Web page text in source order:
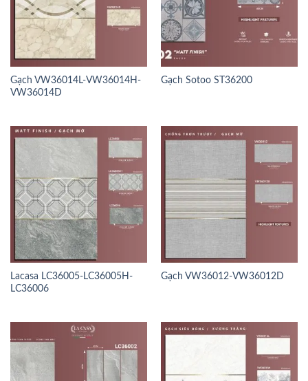
Gạch VW36014L-VW36014H-
VW36014D
Gạch Sotoo ST36200
Lacasa LC36005-LC36005H-
LC36006
Gạch VW36012-VW36012D